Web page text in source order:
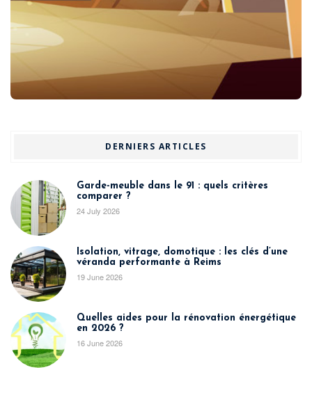
DERNIERS ARTICLES
Garde-meuble dans le 91 : quels critères
comparer ?
24 July 2026
Isolation, vitrage, domotique : les clés d’une
véranda performante à Reims
19 June 2026
Quelles aides pour la rénovation énergétique
en 2026 ?
16 June 2026